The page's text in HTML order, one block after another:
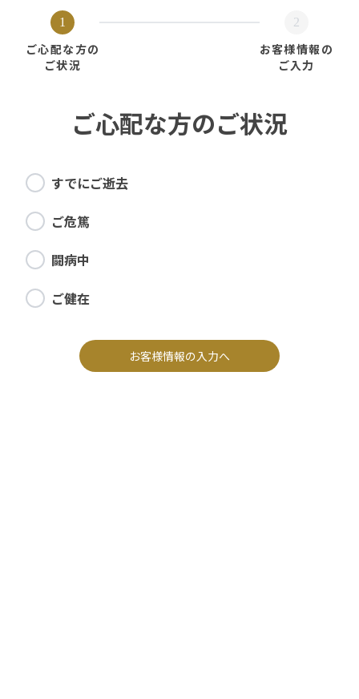
1
ご心配な方の
ご状況
2
お客様情報の
ご入力
ご心配な方のご状況
すでにご逝去
ご危篤
闘病中
ご健在
お客様情報の入力へ